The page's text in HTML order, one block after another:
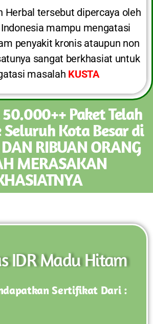
Herbal tersebut dipercaya oleh
mampu mengatasi
penyakit kronis ataupun non
sangat berkhasiat untuk
masalah KUSTA
Paket Telah
Kota Besar di
RIBUAN ORANG
MERASAKAN
IDR Madu Hitam
Sertifikat Dari :